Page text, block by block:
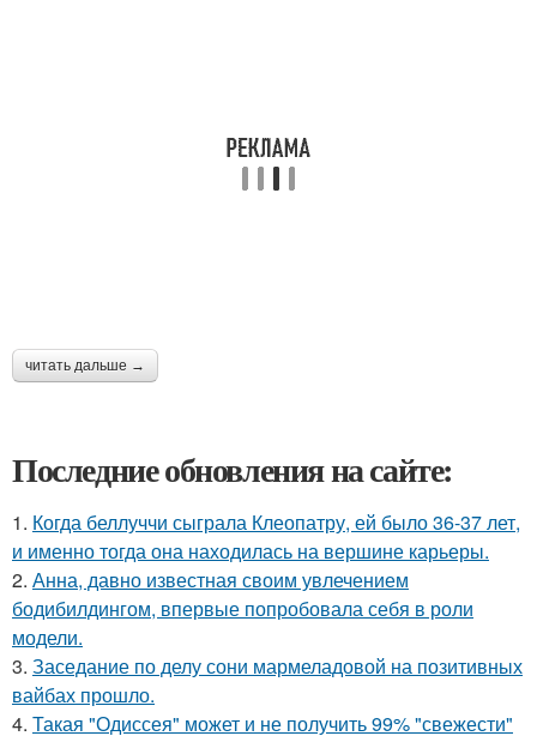
читать дальше →
Последние обновления на сайте:
1. Когда беллуччи сыграла Клеопатру, ей было 36-37 лет,
и именно тогда она находилась на вершине карьеры.
2. Анна, давно известная своим увлечением
бодибилдингом, впервые попробовала себя в роли
модели.
3. Заседание по делу сони мармеладовой на позитивных
вайбах прошло.
4. Такая "Одиссея" может и не получить 99% "свежести"